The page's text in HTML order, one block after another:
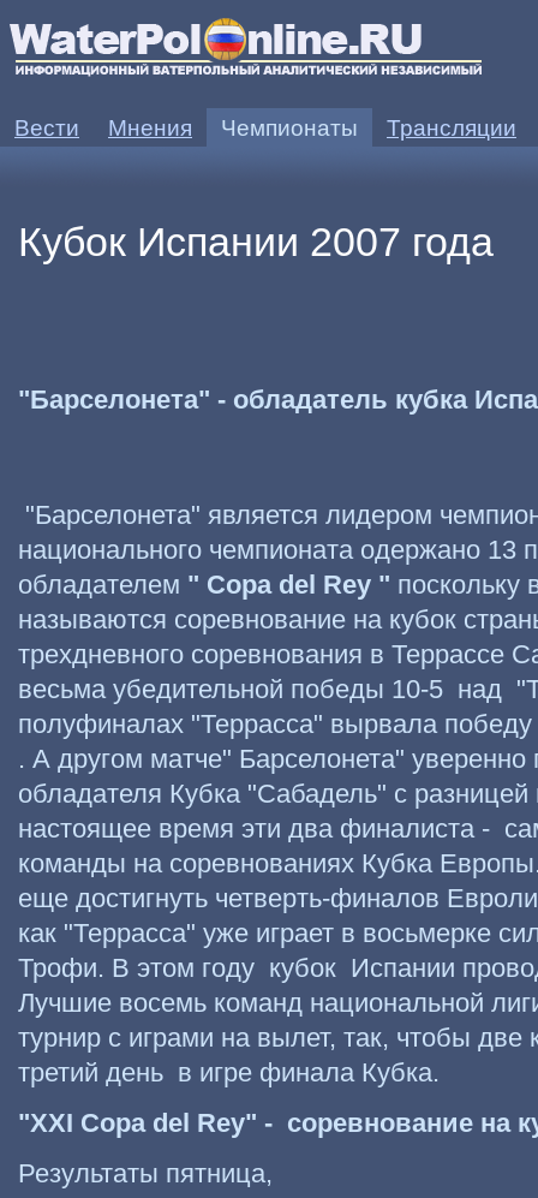
Вести Мнения Чемпионаты Трансляции
Кубок Испании 2007 года
"Барселонета" - обладатель кубка
"Барселонета" является лидером
национального чемпионата одержано 13
обладателем " Copa del Rey " поскольку
называются соревнование на кубок
трехдневного соревнования в Террассе
весьма убедительной победы 10-5 над
полуфиналах "Террасса" вырвала
. А другом матче" Барселонета"
обладателя Кубка "Сабадель" с
настоящее время эти два финалиста -
команды на соревнованиях Кубка
еще достигнуть четверть-финалов
как "Террасса" уже играет в восьмерке
Трофи. В этом году кубок Испании
Лучшие восемь команд национальной
турнир с играми на вылет, так, чтобы две
третий день в игре финала Кубка.
"XXI Copa del Rey" - соревнование на
Результаты пятница,